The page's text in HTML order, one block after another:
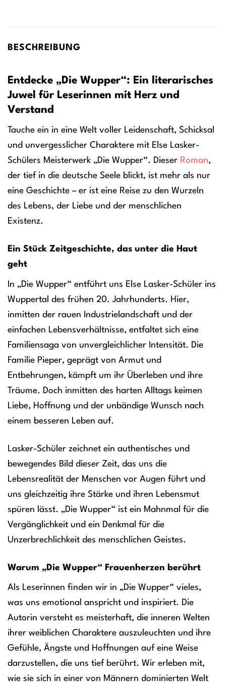
BESCHREIBUNG
Entdecke „Die Wupper“: Ein literarisches
Juwel für Leserinnen mit Herz und
Verstand
Tauche ein in eine Welt voller Leidenschaft, Schicksal
und unvergesslicher Charaktere mit Else Lasker-
Schülers Meisterwerk „Die Wupper“. Dieser Roman,
der tief in die deutsche Seele blickt, ist mehr als nur
eine Geschichte – er ist eine Reise zu den Wurzeln
des Lebens, der Liebe und der menschlichen
Existenz.
Ein Stück Zeitgeschichte, das unter die Haut
geht
In „Die Wupper“ entführt uns Else Lasker-Schüler ins
Wuppertal des frühen 20. Jahrhunderts. Hier,
inmitten der rauen Industrielandschaft und der
einfachen Lebensverhältnisse, entfaltet sich eine
Familiensaga von unvergleichlicher Intensität. Die
Familie Pieper, geprägt von Armut und
Entbehrungen, kämpft um ihr Überleben und ihre
Träume. Doch inmitten des harten Alltags keimen
Liebe, Hoffnung und der unbändige Wunsch nach
einem besseren Leben auf.
Lasker-Schüler zeichnet ein authentisches und
bewegendes Bild dieser Zeit, das uns die
Lebensrealität der Menschen vor Augen führt und
uns gleichzeitig ihre Stärke und ihren Lebensmut
spüren lässt. „Die Wupper“ ist ein Mahnmal für die
Vergänglichkeit und ein Denkmal für die
Unzerbrechlichkeit des menschlichen Geistes.
Warum „Die Wupper“ Frauenherzen berührt
Als Leserinnen finden wir in „Die Wupper“ vieles,
was uns emotional anspricht und inspiriert. Die
Autorin versteht es meisterhaft, die inneren Welten
ihrer weiblichen Charaktere auszuleuchten und ihre
Gefühle, Ängste und Hoffnungen auf eine Weise
darzustellen, die uns tief berührt. Wir erleben mit,
wie sie sich in einer von Männern dominierten Welt